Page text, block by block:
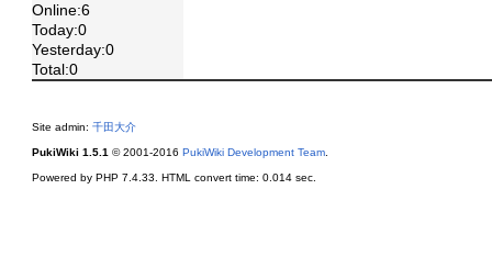
Online:6
Today:0
Yesterday:0
Total:0
Site admin: 千田大介
PukiWiki 1.5.1 © 2001-2016 PukiWiki Development Team.
Powered by PHP 7.4.33. HTML convert time: 0.014 sec.